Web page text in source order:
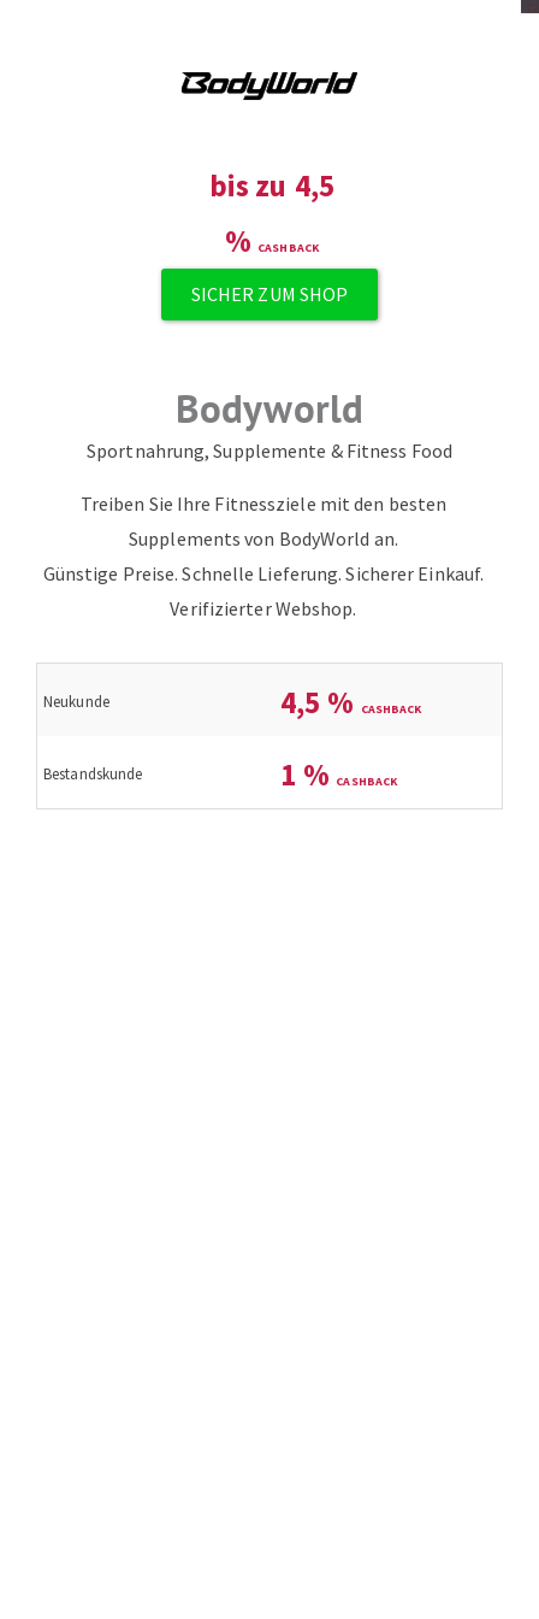
bis zu 4,5
%
SICHER ZUM SHOP
Bodyworld
Sportnahrung, Supplemente & Fitness Food
Treiben Sie Ihre Fitnessziele mit den besten
Supplements von BodyWorld an.
Günstige Preise. Schnelle Lieferung. Sicherer Einkauf.
Verifizierter Webshop.
Neukunde 4,5 %
Bestandskunde 1 %